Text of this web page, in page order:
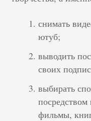
снимать
ютуб;
выводить
своих
выбирать
фильмы,